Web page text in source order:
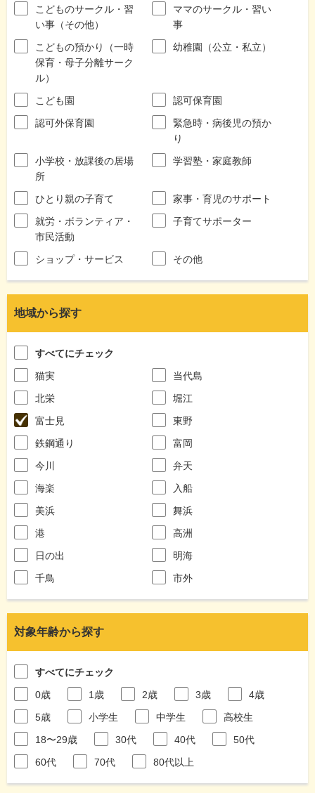
こどものサークル・習
い事（その他）
ママのサークル・習い
事
こどもの預かり（一時
保育・母子分離サーク
ル）
幼稚園（公立・私立）
こども園
認可保育園
認可外保育園
緊急時・病後児の預か
り
小学校・放課後の居場
所
学習塾・家庭教師
ひとり親の子育て
家事・育児のサポート
就労・ボランティア・
市民活動
子育てサポーター
ショップ・サービス その他
地域から探す
すべてにチェック
猫実
当代島
北栄
堀江
富士見
東野
鉄鋼通り
富岡
今川
弁天
海楽
入船
美浜
舞浜
港
高洲
日の出
明海
千鳥
市外
対象年齢から探す
すべてにチェック
0歳
1歳 2歳 3歳
4歳
5歳
小学生 中学生
高校生
18〜29歳
30代 40代
50代
60代
70代 80代以上